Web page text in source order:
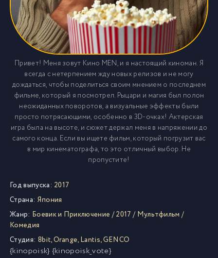
Привет! Меня зовут Кино MEN, и я настоящий киноман. Я
всегда с нетерпением жду новых релизов и не могу
дождаться, чтобы поделиться своим мнением о последнем
фильме, который я посмотрел. Рыцари и магия был полон
неожиданных поворотов, а визуальные эффекты были
просто потрясающими, особенно в 3D-очках! Актерская
игра была на высоте, и сюжет держал меня в напряжении до
самого конца. Если вы ищете фильм, который погрузит вас
в мир кинематографа, то это отличный выбор. Не
пропустите!
Год выпуска: 2017
Страна: Япония
Жанр: Боевик и Приключение /2017 / Мультфильм /
Комедия
Студия: 8bit,Orange,Lantis,GENCO
{kinopoisk} {kinopoisk_vote}